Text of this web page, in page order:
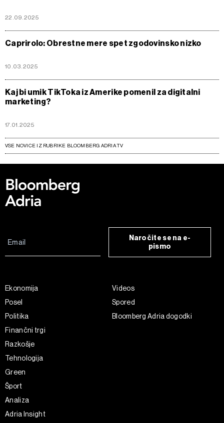
22.09.2025
Caprirolo: Obrestne mere spet zgodovinsko nizko
10.03.2025
Kaj bi umik TikToka iz Amerike pomenil za digitalni
marketing?
17.01.2025
VSE NOVICE IZ RUBRIKE BLOOMBERG ADRIA TV
Naročite se na e-
pismo
Ekonomija
Posel
Politika
Finančni trgi
Razkošje
Tehnologija
Green
Šport
Analiza
Adria Insight
Videos
Spored
Bloomberg Adria dogodki